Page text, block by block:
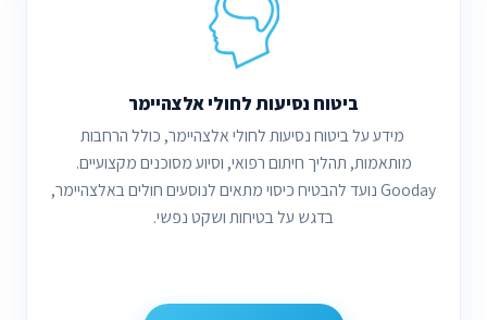
ביטוח נסיעות לחולי אלצהיימר
מידע על ביטוח נסיעות לחולי אלצהיימר, כולל הרחבות
מותאמות, תהליך חיתום רפואי, וסיוע מסוכנים מקצועיים.
Gooday נועד להבטיח כיסוי מתאים לנוסעים חולים באלצהיימר,
בדגש על בטיחות ושקט נפשי.